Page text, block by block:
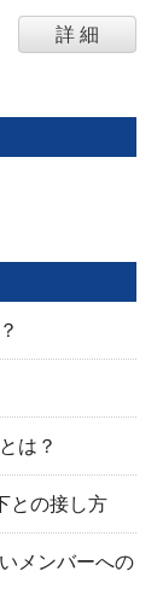
詳 細
は？
との接し方
メンバーへの